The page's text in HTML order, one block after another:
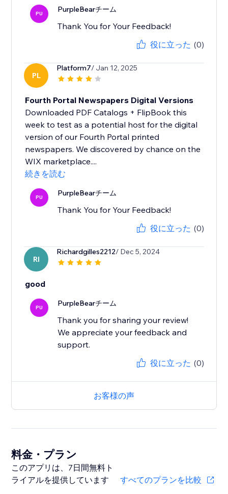
PU PurpleBearチーム
Thank You for Your Feedback!
役に立った (0)
PL
Platform7/ Jan 12, 2025
Fourth Portal Newspapers Digital Versions
Downloaded PDF Catalogs + FlipBook this
week to test as a potential host for the digital
version of our Fourth Portal printed
newspapers. We discovered by chance on the
WIX marketplace....
続きを読む
PU PurpleBearチーム
Thank You for Your Feedback!
役に立った (0)
RI
Richardgilles2212/ Dec 5, 2024
good
PU PurpleBearチーム
Thank you for sharing your review!
We appreciate your feedback and
support.
役に立った (0)
お客様の声
料金・プラン
このアプリは、7日間無料ト
ライアルを提供しています
すべてのプランを比較